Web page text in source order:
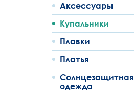
Аксессуары
Купальники
Плавки
Платья
Солнцезащитная
одежда